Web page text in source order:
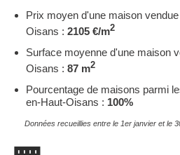
Prix moyen d'une maison
Oisans : 2105 €/m2
Surface moyenne d'une maison
Oisans : 87 m2
Pourcentage de maisons parmi
en-Haut-Oisans : 100%
Données recueillies entre le 1er janvier et le